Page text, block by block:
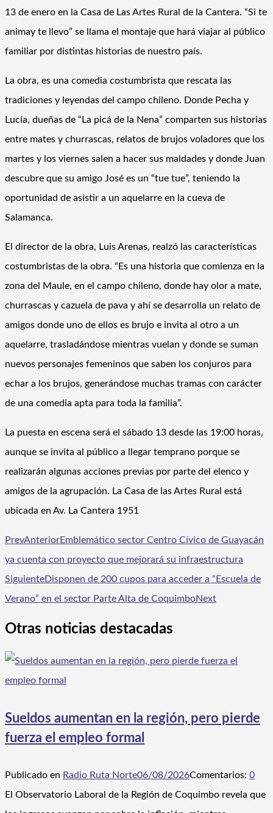
13 de enero en la Casa de Las Artes Rural de la Cantera. “Si te
animay te llevo” se llama el montaje que hará viajar al público
familiar por distintas historias de nuestro país.
La obra, es una comedia costumbrista que rescata las
tradiciones y leyendas del campo chileno. Donde Pecha y
Lucía, dueñas de “La picá de la Nena” comparten sus historias
entre mates y churrascas, relatos de brujos voladores que los
martes y los viernes salen a hacer sus maldades y donde Juan
descubre que su amigo José es un “tue tue”, teniendo la
oportunidad de asistir a un aquelarre en la cueva de
Salamanca.
El director de la obra, Luis Arenas, realzó las características
costumbristas de la obra. “Es una historia que comienza en la
zona del Maule, en el campo chileno, donde hay olor a mate,
churrascas y cazuela de pava y ahí se desarrolla un relato de
amigos donde uno de ellos es brujo e invita al otro a un
aquelarre, trasladándose mientras vuelan y donde se suman
nuevos personajes femeninos que saben los conjuros para
echar a los brujos, generándose muchas tramas con carácter
de una comedia apta para toda la familia”.
La puesta en escena será el sábado 13 desde las 19:00 horas,
aunque se invita al público a llegar temprano porque se
realizarán algunas acciones previas por parte del elenco y
amigos de la agrupación. La Casa de las Artes Rural está
ubicada en Av. La Cantera 1951
PrevAnteriorEmblemático sector Centro Cívico de Guayacán
ya cuenta con proyecto que mejorará su infraestructura
SiguienteDisponen de 200 cupos para acceder a “Escuela de
Verano” en el sector Parte Alta de CoquimboNext
Otras noticias destacadas
Sueldos aumentan en la región, pero pierde
fuerza el empleo formal
Publicado en Radio Ruta Norte06/08/2026Comentarios: 0
El Observatorio Laboral de la Región de Coquimbo revela que